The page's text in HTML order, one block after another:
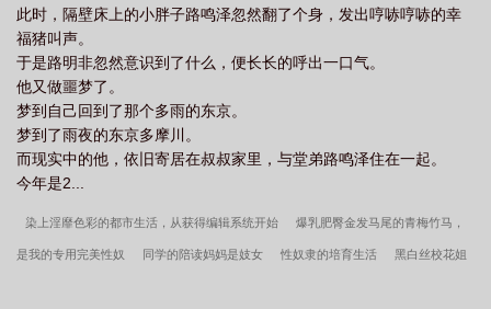
此时，隔壁床上的小胖子路鸣泽忽然翻了个身，发出哼哧哼哧的幸
福猪叫声。
于是路明非忽然意识到了什么，便长长的呼出一口气。
他又做噩梦了。
梦到自己回到了那个多雨的东京。
梦到了雨夜的东京多摩川。
而现实中的他，依旧寄居在叔叔家里，与堂弟路鸣泽住在一起。
今年是2...
染上淫靡色彩的都市生活，从获得编辑系统开始 爆乳肥臀金发马尾的青梅竹马，
是我的专用完美性奴 同学的陪读妈妈是妓女 性奴隶的培育生活 黑白丝校花姐